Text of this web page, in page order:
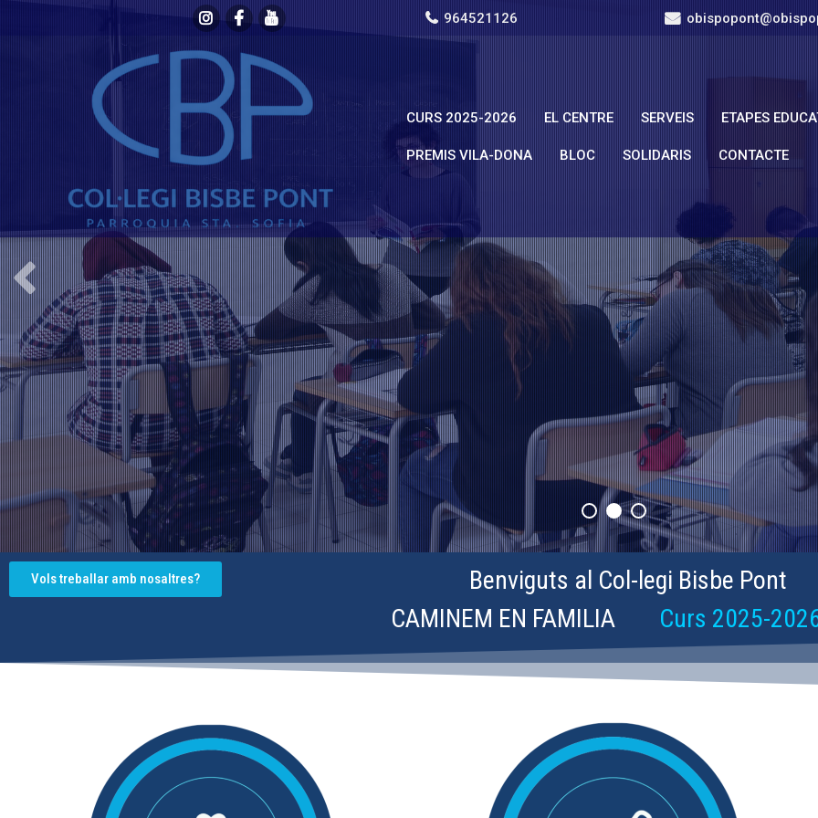
964521126
CURS 2025-2026 EL CENTRE SERVEIS ETAPES
PREMIS VILA-DONA BLOC SOLIDARIS CONTACTE
Vols treballar amb nosaltres?
Benviguts al Col-legi Bisbe Pont
CAMINEM EN FAMILIA Curs 2025-